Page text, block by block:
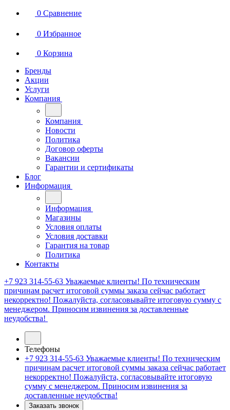
0 Сравнение
0 Избранное
0 Корзина
Бренды
Акции
Услуги
Компания
Компания
Новости
Политика
Договор оферты
Вакансии
Гарантии и сертификаты
Блог
Информация
Информация
Магазины
Условия оплаты
Условия доставки
Гарантия на товар
Политика
Контакты
+7 923 314-55-63 Уважаемые клиенты! По техническим
причинам расчет итоговой суммы заказа сейчас работает
некорректно! Пожалуйста, согласовывайте итоговую сумму с
менеджером. Приносим извинения за доставленные
неудобства!
Телефоны
+7 923 314-55-63 Уважаемые клиенты! По техническим
причинам расчет итоговой суммы заказа сейчас работает
некорректно! Пожалуйста, согласовывайте итоговую
сумму с менеджером. Приносим извинения за
доставленные неудобства!
Заказать звонок